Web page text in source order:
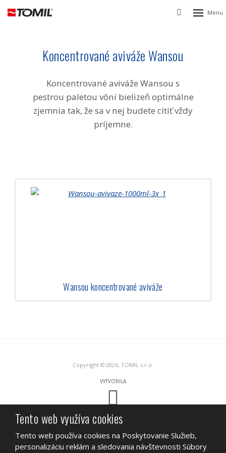
Vyhledávání
Rozbalení
Koncentrované aviváže Wansou
Koncentrované aviváže Wansou s
pestrou paletou vôní bielizeň optimálne
zjemnia tak, že sa v nej budete cítiť vždy
príjemne.
Wansou koncentrované aviváže
Copyright © 2026, TOMIL s.r.o.
VYTVORILA
Tento web je chránený pomocou Google reCAPTCHA, a platia pre neho
Zásady ochrany osobných údajov
Google.
Tento web využíva cookies
Tento web používa cookies na Poskytovanie Služieb,
personalizáciu reklám a sledovania návštevnosti Súbory